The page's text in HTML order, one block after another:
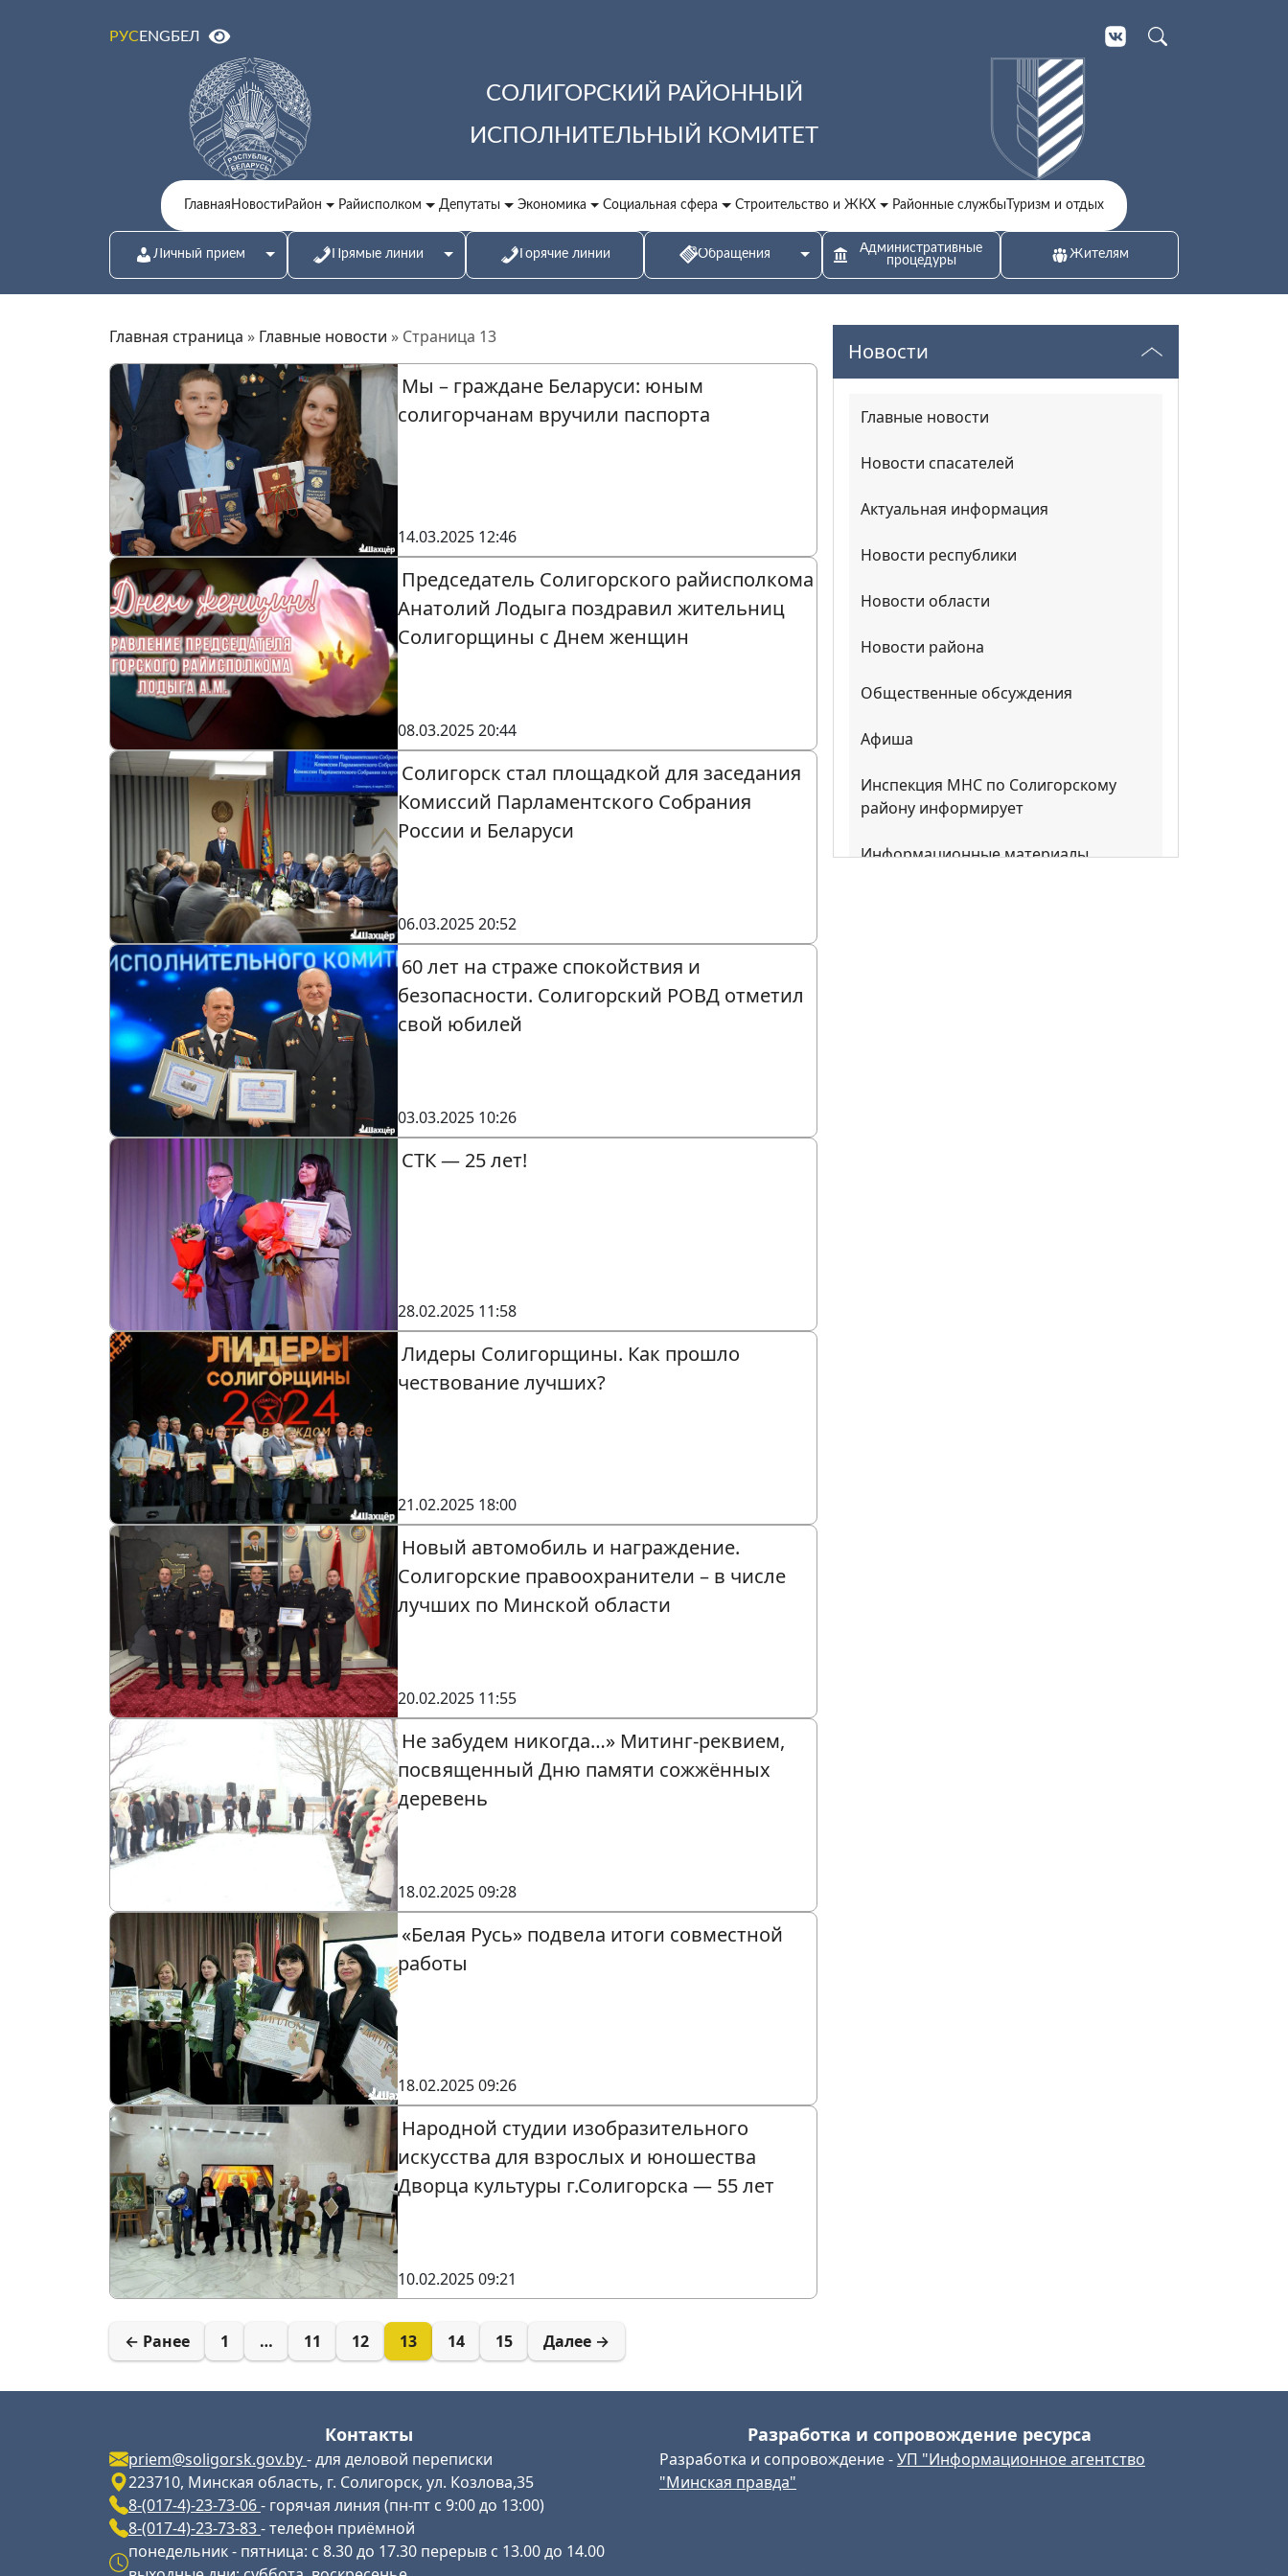
РУСENGБЕЛ
СОЛИГОРСКИЙ РАЙОННЫЙ
ИСПОЛНИТЕЛЬНЫЙ КОМИТЕТ
Главная Новости Район Райисполком Депутаты Экономика Социальная сфера Строительство и ЖКХ Районные службы Туризм и отдых
Личный прием Прямые линии Горячие линии Обращения
Административные
процедуры
Жителям
Главная страница » Главные новости » Страница 13
Мы – граждане Беларуси: юным
солигорчанам вручили паспорта
14.03.2025 12:46
Председатель Солигорского райисполкома
Анатолий Лодыга поздравил жительниц
Солигорщины с Днем женщин
08.03.2025 20:44
Солигорск стал площадкой для заседания
Комиссий Парламентского Собрания
России и Беларуси
06.03.2025 20:52
60 лет на страже спокойствия и
безопасности. Солигорский РОВД отметил
свой юбилей
03.03.2025 10:26
СТК — 25 лет!
28.02.2025 11:58
Лидеры Солигорщины. Как прошло
чествование лучших?
21.02.2025 18:00
Новый автомобиль и награждение.
Солигорские правоохранители – в числе
лучших по Минской области
20.02.2025 11:55
Не забудем никогда…» Митинг-реквием,
посвященный Дню памяти сожжённых
деревень
18.02.2025 09:28
«Белая Русь» подвела итоги совместной
работы
18.02.2025 09:26
Народной студии изобразительного
искусства для взрослых и юношества
Дворца культуры г.Солигорска — 55 лет
10.02.2025 09:21
← Ранее 1 … 11 12 13 14 15 Далее →
Новости
Главные новости
Новости спасателей
Актуальная информация
Новости республики
Новости области
Новости района
Общественные обсуждения
Афиша
Инспекция МНС по Солигорскому
району информирует
Информационные материалы
Контакты
priem@soligorsk.gov.by- для деловой переписки
223710, Минская область, г. Солигорск, ул. Козлова,35
8-(017-4)-23-73-06- горячая линия (пн-пт с 9:00 до 13:00)
8-(017-4)-23-73-83- телефон приёмной
понедельник - пятница: с 8.30 до 17.30 перерыв с 13.00 до 14.00
Разработка и сопровождение ресурса
Разработка и сопровождение -УП "Информационное агентство
"Минская правда"